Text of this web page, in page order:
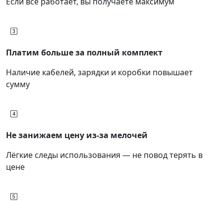
Платим больше за полный комплект
Наличие кабелей, зарядки и коробки повышает
сумму
Не занижаем цену из-за мелочей
Лёгкие следы использования — не повод терять в
цене